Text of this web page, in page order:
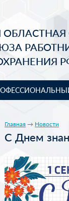
Главная → Новости
С Днем